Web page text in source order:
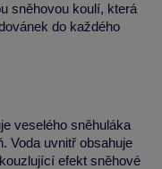
sněhovou koulí, která
do každého
veselého sněhuláka
Voda uvnitř obsahuje
efekt sněhové